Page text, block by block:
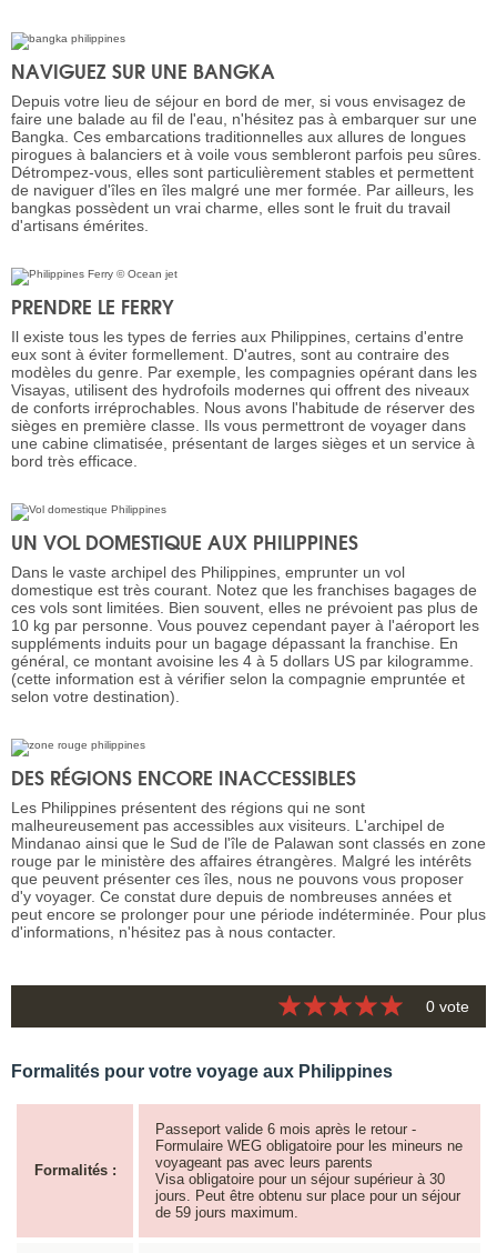
NAVIGUEZ SUR UNE BANGKA
Depuis votre lieu de séjour en bord de mer, si vous envisagez de
faire une balade au fil de l'eau, n'hésitez pas à embarquer sur une
Bangka. Ces embarcations traditionnelles aux allures de longues
pirogues à balanciers et à voile vous sembleront parfois peu sûres.
Détrompez-vous, elles sont particulièrement stables et permettent
de naviguer d'îles en îles malgré une mer formée. Par ailleurs, les
bangkas possèdent un vrai charme, elles sont le fruit du travail
d'artisans émérites.
PRENDRE LE FERRY
Il existe tous les types de ferries aux Philippines, certains d'entre
eux sont à éviter formellement. D'autres, sont au contraire des
modèles du genre. Par exemple, les compagnies opérant dans les
Visayas, utilisent des hydrofoils modernes qui offrent des niveaux
de conforts irréprochables. Nous avons l'habitude de réserver des
sièges en première classe. Ils vous permettront de voyager dans
une cabine climatisée, présentant de larges sièges et un service à
bord très efficace.
UN VOL DOMESTIQUE AUX PHILIPPINES
Dans le vaste archipel des Philippines, emprunter un vol
domestique est très courant. Notez que les franchises bagages de
ces vols sont limitées. Bien souvent, elles ne prévoient pas plus de
10 kg par personne. Vous pouvez cependant payer à l'aéroport les
suppléments induits pour un bagage dépassant la franchise. En
général, ce montant avoisine les 4 à 5 dollars US par kilogramme.
(cette information est à vérifier selon la compagnie empruntée et
selon votre destination).
DES RÉGIONS ENCORE INACCESSIBLES
Les Philippines présentent des régions qui ne sont
malheureusement pas accessibles aux visiteurs. L'archipel de
Mindanao ainsi que le Sud de l'île de Palawan sont classés en zone
rouge par le ministère des affaires étrangères. Malgré les intérêts
que peuvent présenter ces îles, nous ne pouvons vous proposer
d'y voyager. Ce constat dure depuis de nombreuses années et
peut encore se prolonger pour une période indéterminée. Pour plus
d'informations, n'hésitez pas à nous contacter.
0 vote
Formalités pour votre voyage aux Philippines
Formalités :
Passeport valide 6 mois après le retour -
Formulaire WEG obligatoire pour les mineurs ne
voyageant pas avec leurs parents
Visa obligatoire pour un séjour supérieur à 30
jours. Peut être obtenu sur place pour un séjour
de 59 jours maximum.